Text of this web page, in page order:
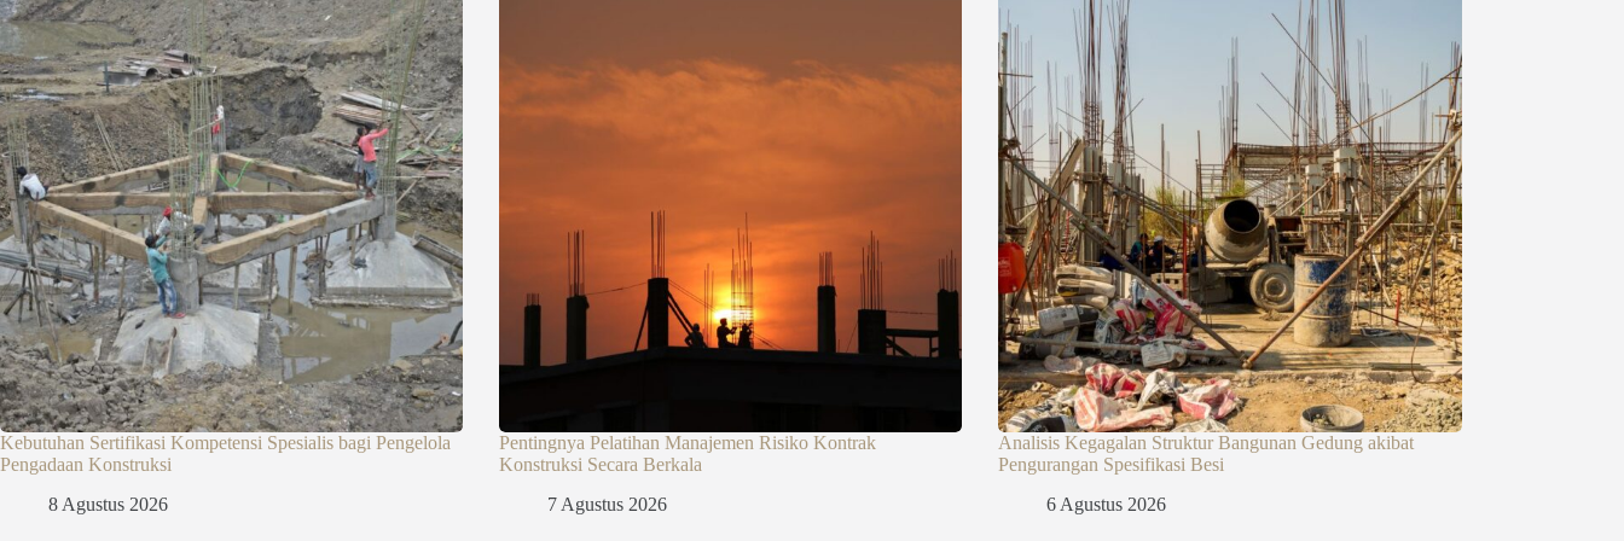
Kebutuhan Sertifikasi Kompetensi Spesialis bagi Pengelola
Pengadaan Konstruksi
8 Agustus 2026
Pentingnya Pelatihan Manajemen Risiko Kontrak
Konstruksi Secara Berkala
7 Agustus 2026
Analisis Kegagalan Struktur Bangunan Gedung akibat
Pengurangan Spesifikasi Besi
6 Agustus 2026